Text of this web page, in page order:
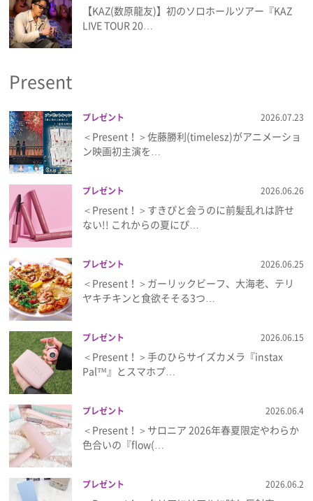
【KAZ(数原龍友)】初のソロホールツアー『KAZ
LIVE TOUR 20…
Present
プレゼント 2026.07.23
＜Present！＞佐藤勝利(timelesz)がアニメーショ
ン映画初主演を…
プレゼント 2026.06.26
＜Present！＞すきぴと会うのに前髪乱れは許せ
ない!! これからの夏にぴ…
プレゼント 2026.06.25
＜Present！＞ガーリックビーフ、大海老、テリ
ヤキチキンと食欲そそる3つ…
プレゼント 2026.06.15
＜Present！＞手のひらサイズカメラ『instax
Pal™』とスマホプ…
プレゼント 2026.06.4
＜Present！＞サロニア 2026年春夏限定やわらか
色合いの『flow(…
プレゼント 2026.06.2